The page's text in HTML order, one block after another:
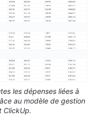
les dépenses liées à
au modèle de gestion
ClickUp.